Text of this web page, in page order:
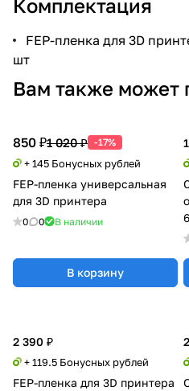
Комплектация
FEP-пленка для 3D
шт
Вам также может
850 ₽1 020 ₽ -17%
+ 145 Бонусных рублей
FEP-пленка универсальная
для 3D принтера
0 0 В наличии
В корзину
2 390 ₽
+ 119.5 Бонусных рублей
FEP-пленка для 3D принтера